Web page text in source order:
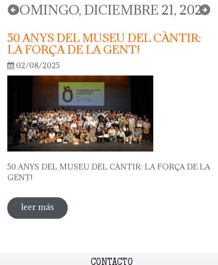
DOMINGO, DICIEMBRE 21, 2025
50 ANYS DEL MUSEU DEL CÀNTIR:
LA FORÇA DE LA GENT!
02/08/2025
50 ANYS DEL MUSEU DEL CÀNTIR: LA FORÇA DE LA
GENT!
leer más sobre 50 anys del museu del càntir: la
força de la gent!
CONTACTO